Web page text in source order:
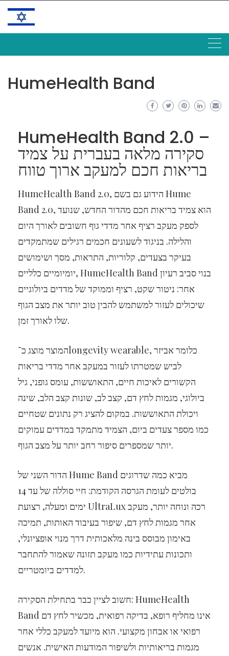
HumeHealth Band
HumeHealth Band 2.0 –
סקירה מלאה בעברית על צמיד
בריאות חכם למעקב ארוך טווח
HumeHealth Band 2.0, הידוע גם בשם Hume
Band 2.0, הוא צמיד בריאות חכם מהדור החדש, שנועד
לספק מעקב רציף אחר מדדי גוף חשובים לאורך היום
והלילה. בניגוד לשעונים חכמים רגילים שמתמקדים
בעיקר בצעדים, קלוריות, התראות, מסך ושימושים
יומיומיים כלליים, HumeHealth Band בנוי סביב רעיון
אחר: ניטור שקט, רציף וממוקד של מדדים ביולוגיים
שיכולים לעזור למשתמש להבין טוב יותר את מצב הגוף
שלו לאורך זמן.
המוצר מוצג כ־longevity wearable, כלומר אביזר
לביש שמטרתו לעזור במעקב אחר מדדי בריאות
הקשורים לאיכות חיים, התאוששות, עומס גופני, גיל
ביולוגי, מגמות לחץ דם, קצב לב, שונות קצב הלב, שינה
ויכולת התאוששות. במקום להציג רק נתונים שטחיים
כמו מספר צעדים ביום, הצמיד מתמקד במדדים עמוקים
יותר שמספרים סיפור רחב יותר על מצב הגוף.
הדור השני של Hume Band מביא כמה שדרוגים
בולטים לעומת הגרסה הקודמת: חיי סוללה של עד 14
ימים ומעלה, רצועת UltraLux רכה ונוחה יותר, מעקב
אחר מגמות לחץ דם, שיפור בעיבוד האותות, תמיכה
באימון מבוסס בינה מלאכותית דרך מנוי אופציונלי,
ותכונות עתידיות כמו מעקב תזונה שאמור להתחבר
למדדים ביומטריים.
חשוב לציין כבר בתחילת הסקירה: HumeHealth
Band אינו מחליף רופא, בדיקה רפואית, מכשיר לחץ דם
רפואי או אבחון מקצועי. הוא מיועד למעקב כללי אחר
מגמות בריאותיות ולשיפור המודעות האישית. אנשים